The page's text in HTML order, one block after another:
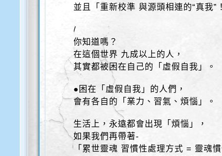
並且「重新校準 與源頭相連的“真我”
/
你知道嗎？
在這個世界 九成以上的人，
其實都被困在自己的「虛假自我」。
●困在「虛假自我」的人們，
會有各自的「業力、習氣、煩惱」。
生活上，永遠都會出現「煩惱」，
如果我們再帶著-
「累世靈魂 習慣性處理方式 = 靈魂